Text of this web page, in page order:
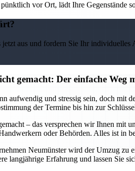
vor Ort, lädt Ihre Gegenstände
jetzt aus und fordern Sie Ihr individuelles
gemacht: Der einfache Weg
aufwendig und stressig sein, doch mit
der Termine bis hin zur
– das versprechen wir Ihnen mit
oder Behörden. Alles ist in
Neumünster wird der Umzug zu
langjährige Erfahrung und lassen Sie